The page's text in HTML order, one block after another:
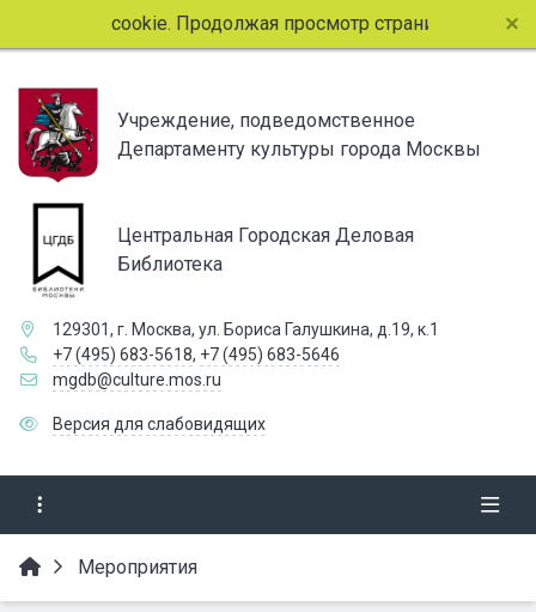
cookie. Продолжая просмотр страниц сайта, вы
Учреждение, подведомственное
Департаменту культуры города Москвы
Центральная Городская Деловая
Библиотека
129301, г. Москва, ул. Бориса Галушкина, д.19, к.1
+7 (495) 683-5618, +7 (495) 683-5646
mgdb@culture.mos.ru
Версия для слабовидящих
Мероприятия